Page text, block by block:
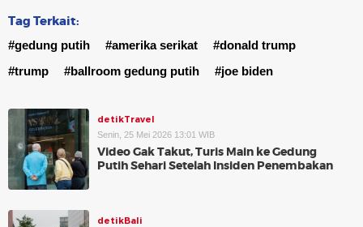
Tag Terkait:
#gedung putih #amerika serikat
#donald trump
#trump
#ballroom gedung putih #joe biden
detikTravel
Senin, 25 Mei 2026 13:01 WIB
Video Gak Takut, Turis Main ke Gedung
Putih Sehari Setelah Insiden Penembakan
detikBali